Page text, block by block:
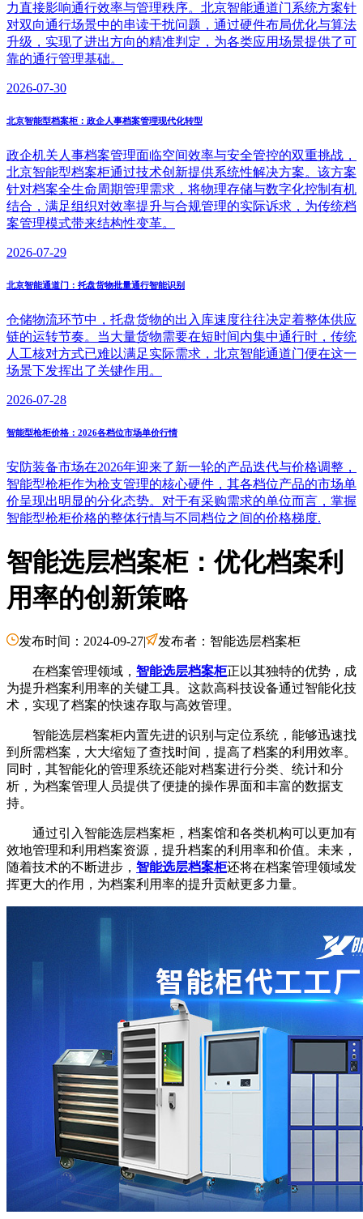
力直接影响通行效率与管理秩序。北京智能通道门系统方案针
对双向通行场景中的串读干扰问题，通过硬件布局优化与算法
升级，实现了进出方向的精准判定，为各类应用场景提供了可
靠的通行管理基础。
2026-07-30
北京智能型档案柜：政企人事档案管理现代化转型
政企机关人事档案管理面临空间效率与安全管控的双重挑战，
北京智能型档案柜通过技术创新提供系统性解决方案。该方案
针对档案全生命周期管理需求，将物理存储与数字化控制有机
结合，满足组织对效率提升与合规管理的实际诉求，为传统档
案管理模式带来结构性变革。
2026-07-29
北京智能通道门：托盘货物批量通行智能识别
仓储物流环节中，托盘货物的出入库速度往往决定着整体供应
链的运转节奏。当大量货物需要在短时间内集中通行时，传统
人工核对方式已难以满足实际需求，北京智能通道门便在这一
场景下发挥出了关键作用。
2026-07-28
智能型枪柜价格：2026各档位市场单价行情
安防装备市场在2026年迎来了新一轮的产品迭代与价格调整，
智能型枪柜作为枪支管理的核心硬件，其各档位产品的市场单
价呈现出明显的分化态势。对于有采购需求的单位而言，掌握
智能型枪柜价格的整体行情与不同档位之间的价格梯度.
智能选层档案柜：优化档案利
用率的创新策略
发布时间：2024-09-27| 发布者：智能选层档案柜
在档案管理领域， 智能选层档案柜正以其独特的优势，成
为提升档案利用率的关键工具。这款高科技设备通过智能化技
术，实现了档案的快速存取与高效管理。
智能选层档案柜内置先进的识别与定位系统，能够迅速找
到所需档案，大大缩短了查找时间，提高了档案的利用效率。
同时，其智能化的管理系统还能对档案进行分类、统计和分
析，为档案管理人员提供了便捷的操作界面和丰富的数据支
持。
通过引入智能选层档案柜，档案馆和各类机构可以更加有
效地管理和利用档案资源，提升档案的利用率和价值。未来，
随着技术的不断进步， 智能选层档案柜还将在档案管理领域发
挥更大的作用，为档案利用率的提升贡献更多力量。